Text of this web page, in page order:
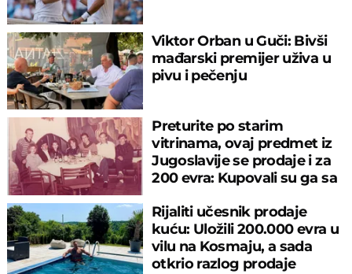
Viktor Orban u Guči: Bivši
mađarski premijer uživa u
pivu i pečenju
Preturite po starim
vitrinama, ovaj predmet iz
Jugoslavije se prodaje i za
200 evra: Kupovali su ga sa
Rijaliti učesnik prodaje
kuću: Uložili 200.000 evra u
vilu na Kosmaju, a sada
otkrio razlog prodaje